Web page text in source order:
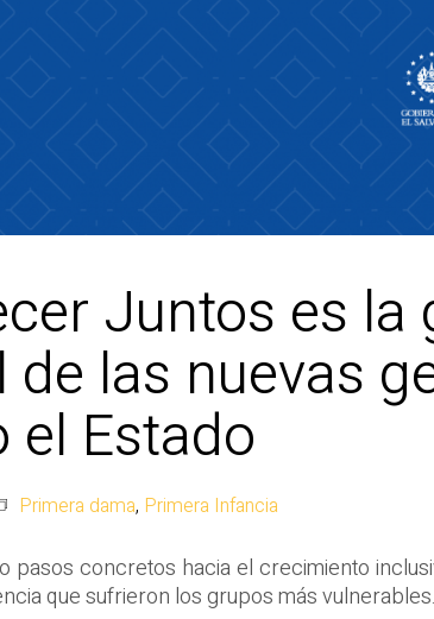
Juntos es
de las nuevas
el Estado
Primera dama, Primera Infancia
pasos concretos hacia el crecimiento
que sufrieron los grupos más vulnerables.